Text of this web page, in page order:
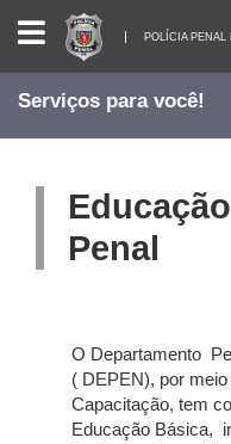
POLÍCIA
PENAL
DO
PARANÁ
POLÍCIA PENAL
Serviços para você!
Penal
O Departamento
( DEPEN), por
Capacitação, tem
Educação Básica,